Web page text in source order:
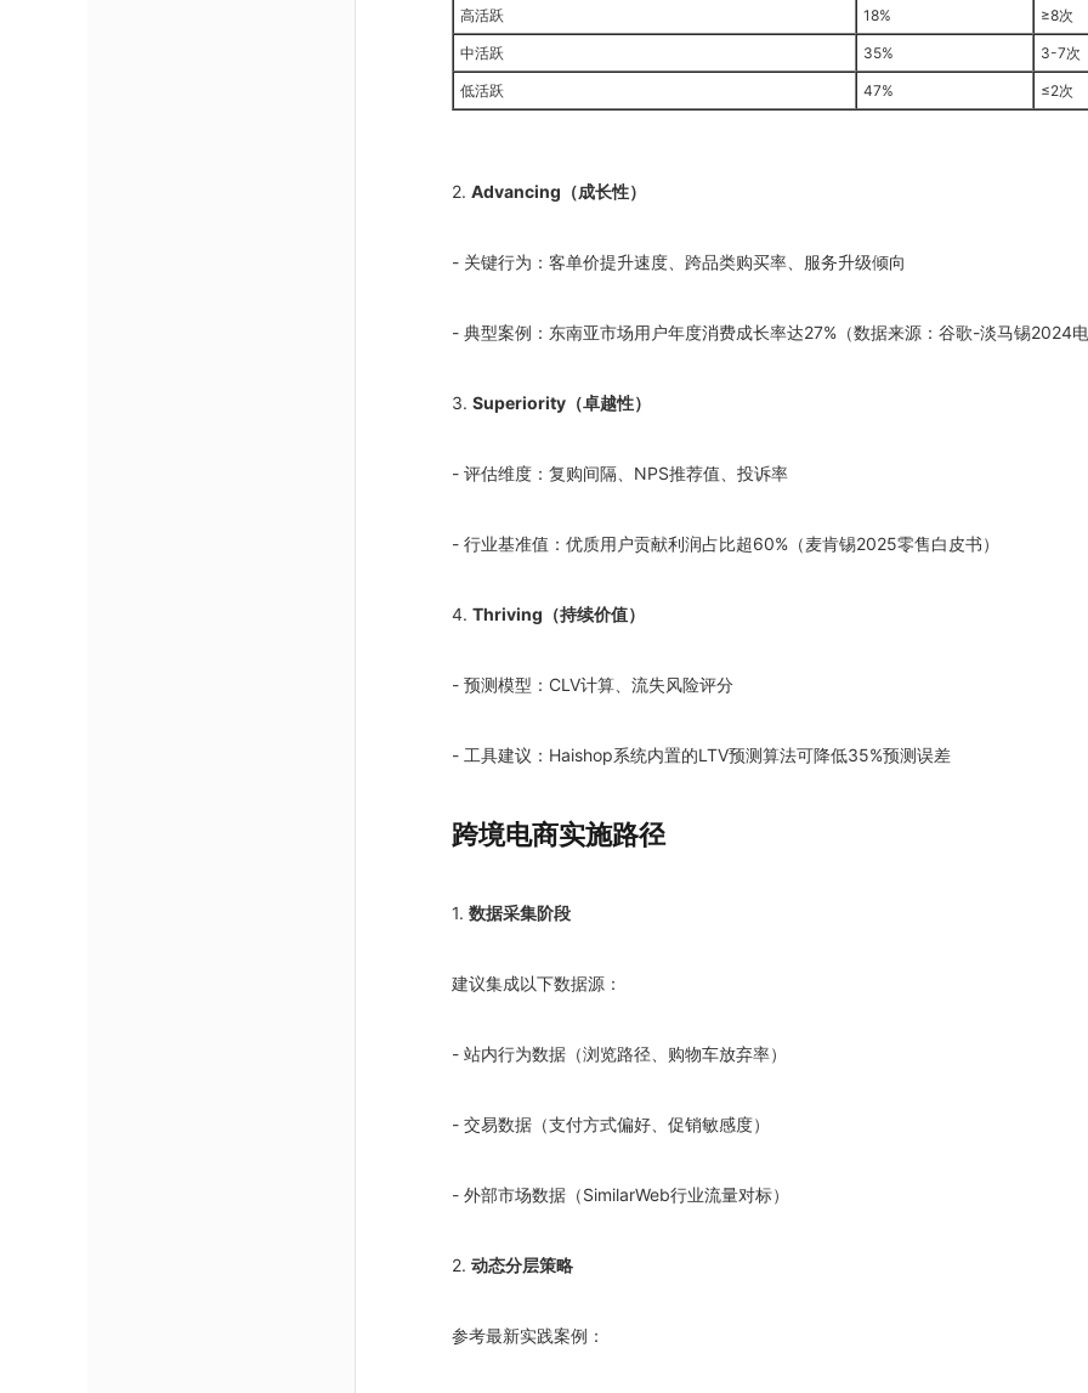
高活跃 18% ≥8次
中活跃 35% 3-7次
低活跃 47% ≤2次
2. Advancing（成长性）
- 关键行为：客单价提升速度、跨品类购买率、服务升级倾向
- 典型案例：东南亚市场用户年度消费成长率达27%（数据来源：谷歌-淡马锡2024电
3. Superiority（卓越性）
- 评估维度：复购间隔、NPS推荐值、投诉率
- 行业基准值：优质用户贡献利润占比超60%（麦肯锡2025零售白皮书）
4. Thriving（持续价值）
- 预测模型：CLV计算、流失风险评分
- 工具建议：Haishop系统内置的LTV预测算法可降低35%预测误差
跨境电商实施路径
1. 数据采集阶段
建议集成以下数据源：
- 站内行为数据（浏览路径、购物车放弃率）
- 交易数据（支付方式偏好、促销敏感度）
- 外部市场数据（SimilarWeb行业流量对标）
2. 动态分层策略
参考最新实践案例：